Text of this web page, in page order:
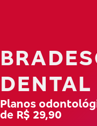
DENTAL
Planos
de R$ 29,90